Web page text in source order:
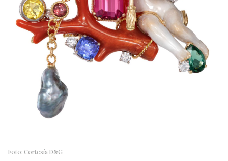
Foto: Cortesía D&G